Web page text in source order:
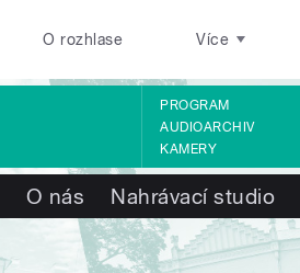
O rozhlase Více
PROGRAM
AUDIOARCHIV
KAMERY
O nás Nahrávací studio